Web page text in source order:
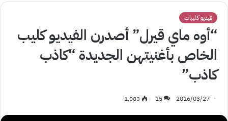
فيديو كليبات
“أوه ماي قيرل” أصدرن الفيديو كليب
الخاص بأغنيتهن الجديدة “كاذب
كاذب”
2016/03/27
15 1٬083